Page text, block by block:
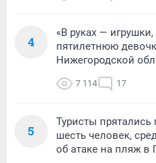
4
«В руках — игрушки,
пятилетнюю
Нижегородской
7 114 17
5
Туристы
шесть человек,
об атаке на пляж в